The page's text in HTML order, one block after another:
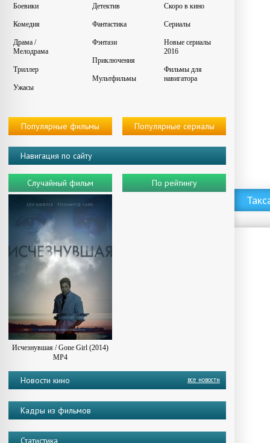
Боевики
Комедия
Драма /
Мелодрама
Триллер
Ужасы
Детектив
Фантастика
Фэнтази
Приключения
Мультфильмы
Скоро в кино
Сериалы
Новые сериалы
2016
Фильмы для
навигатора
Популярные фильмы Популярные сериалы
Навигация по сайту
Случайный фильм
Исчезнувшая / Gone Girl (2014)
MP4
По рейтингу
Новости кино все новости
Кадры из фильмов
Статистика